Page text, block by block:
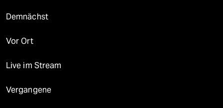
Demnächst
Vor Ort
Live im Stream
Vergangene